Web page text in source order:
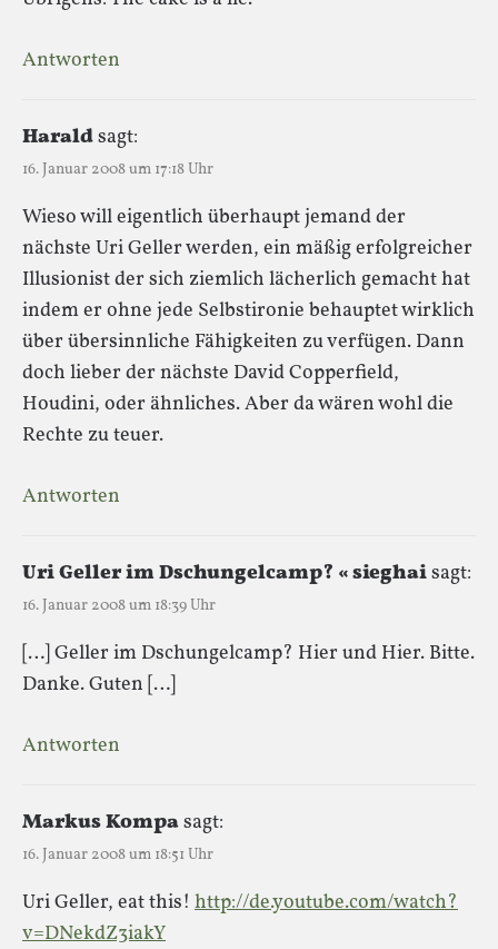
Antworten
Haraldsagt:
16. Januar 2008 um 17:18 Uhr
Wieso will eigentlich überhaupt jemand der
nächste Uri Geller werden, ein mäßig erfolgreicher
Illusionist der sich ziemlich lächerlich gemacht hat
indem er ohne jede Selbstironie behauptet wirklich
über übersinnliche Fähigkeiten zu verfügen. Dann
doch lieber der nächste David Copperfield,
Houdini, oder ähnliches. Aber da wären wohl die
Rechte zu teuer.
Antworten
Uri Geller im Dschungelcamp? « sieghaisagt:
16. Januar 2008 um 18:39 Uhr
[…] Geller im Dschungelcamp? Hier und Hier. Bitte.
Danke. Guten […]
Antworten
Markus Kompasagt:
16. Januar 2008 um 18:51 Uhr
Uri Geller, eat this! http://de.youtube.com/watch?
v=DNekdZ3iakY